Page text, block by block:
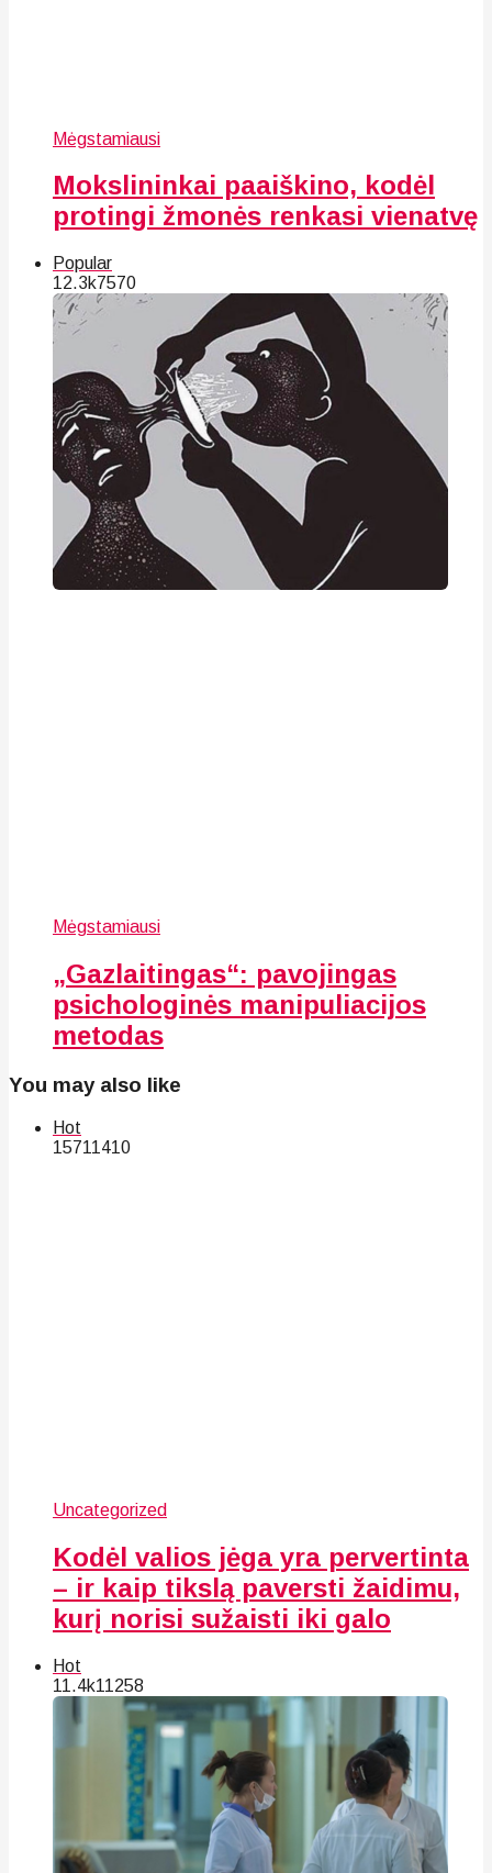
Mėgstamiausi
Mokslininkai paaiškino, kodėl
protingi žmonės renkasi vienatvę
Popular
12.3k7570
Mėgstamiausi
„Gazlaitingas“: pavojingas
psichologinės manipuliacijos
metodas
You may also like
Hot
15711410
Uncategorized
Kodėl valios jėga yra pervertinta
– ir kaip tikslą paversti žaidimu,
kurį norisi sužaisti iki galo
Hot
11.4k11258